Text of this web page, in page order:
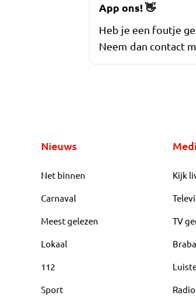
App ons!👋
Heb je een foutje
Neem dan contact
Nieuws
Net binnen
Carnaval
Meest gelezen
Lokaal
112
Sport
Kijk
TV